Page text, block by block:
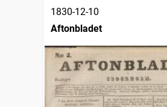
1830-12-10
Aftonbladet